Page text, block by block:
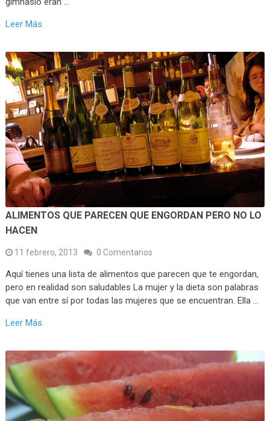
Leer Más
ALIMENTOS QUE PARECEN QUE ENGORDAN PERO NO LO
HACEN
11 febrero, 2013 0 Comentarios
Aquí tienes una lista de alimentos que parecen que te engordan,
pero en realidad son saludables La mujer y la dieta son palabras
que van entre sí por todas las mujeres que se encuentran. Ella …
Leer Más